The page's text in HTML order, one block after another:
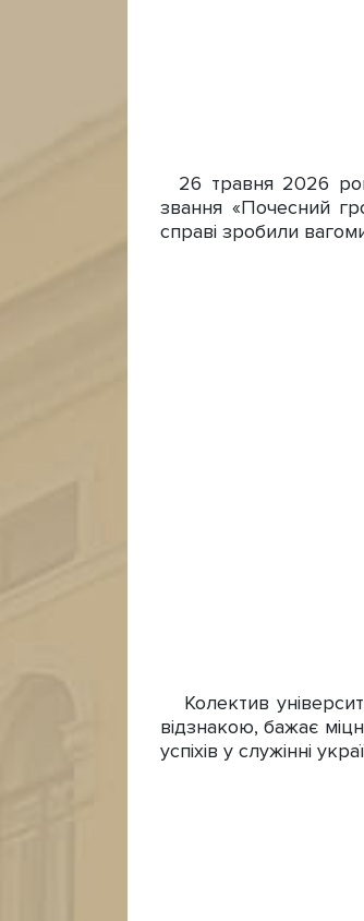
26 травня 2026
звання «Почесний
справі зробили
Колектив
відзнакою, бажає
успіхів у служінні